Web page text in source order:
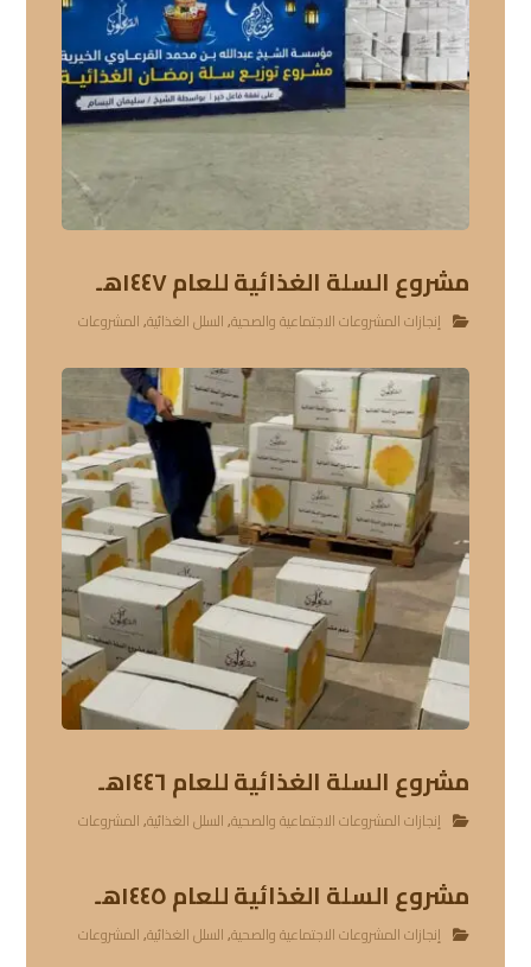
مشروع السلة الغذائية للعام ١٤٤٧هـ
إنجازات المشروعات الاجتماعية والصحية,السلل الغذائية,المشروعات
مشروع السلة الغذائية للعام ١٤٤٦هـ
إنجازات المشروعات الاجتماعية والصحية,السلل الغذائية,المشروعات
مشروع السلة الغذائية للعام ١٤٤٥هـ
إنجازات المشروعات الاجتماعية والصحية,السلل الغذائية,المشروعات